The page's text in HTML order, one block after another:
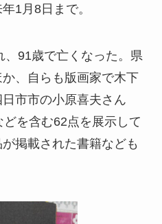
1月8日まで。
91歳で亡くなった。県
、自らも版画家で木下
市市の小原喜夫さん
どを含む62点を展示して
掲載された書籍なども